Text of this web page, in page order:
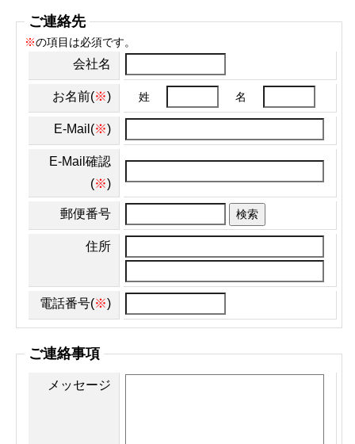
ご連絡先
※の項目は必須です。
会社名
お名前(※) 姓 名
E-Mail(※)
E-Mail確認
(※)
郵便番号 検索
住所
電話番号(※)
ご連絡事項
メッセージ